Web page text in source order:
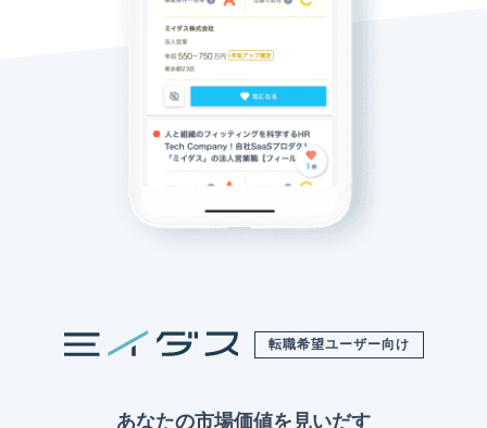
転職希望ユーザー向け
あなたの市場価値を見いだす